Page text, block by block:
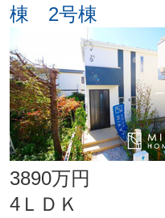
棟 2号棟
3890万円
4ＬＤＫ